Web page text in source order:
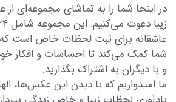
در اینجا شما را به تماشای مجموعه‌ای
عاشقانه برای ثبت لحظات خاص است
شما کمک می‌کند تا احساسات و افکار
و با دیگران به اشتراک بگذارید.
ما امیدواریم که با دیدن این عکس‌ها،